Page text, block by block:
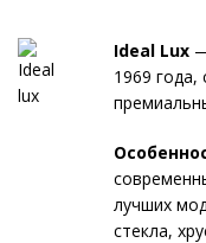
Ideal Lux
1969 года,
лучших
стекла,